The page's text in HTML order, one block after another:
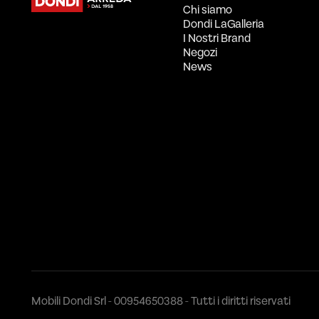
Chi siamo
Dondi LaGalleria
I Nostri Brand
Negozi
News
Mobili Dondi Srl - 00954650388 - Tutti i diritti riservati